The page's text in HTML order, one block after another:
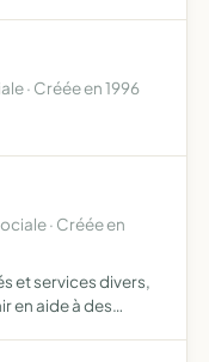
· Créée en 1996
· Créée en
et services divers,
en aide à des